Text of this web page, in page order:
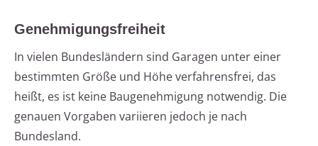
Genehmigungsfreiheit
In vielen Bundesländern sind Garagen unter einer
bestimmten Größe und Höhe verfahrensfrei, das
heißt, es ist keine Baugenehmigung notwendig. Die
genauen Vorgaben variieren jedoch je nach
Bundesland.